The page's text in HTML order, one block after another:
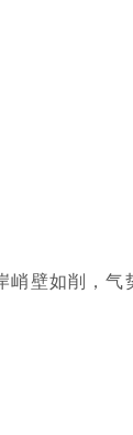
峭壁如削，气